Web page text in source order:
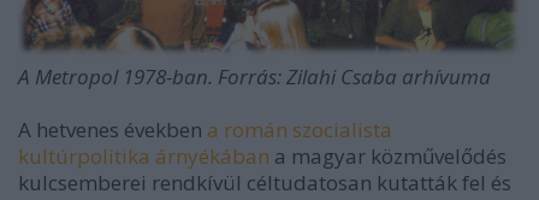
A Metropol 1978-ban. Forrás: Zilahi Csaba arhívuma
A hetvenes években a román szocialista
kultúrpolitika árnyékában a magyar közművelődés
kulcsemberei rendkívül céltudatosan kutatták fel és